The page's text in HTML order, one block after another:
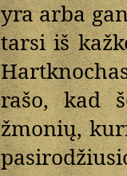
yra arba
tarsi iš
rašo, kad
žmonių,